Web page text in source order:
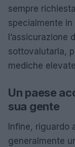
sempre
specialmente
l’assicurazione
sottovalutarla,
mediche
Un paese
sua gente
Infine, riguardo
generalmente